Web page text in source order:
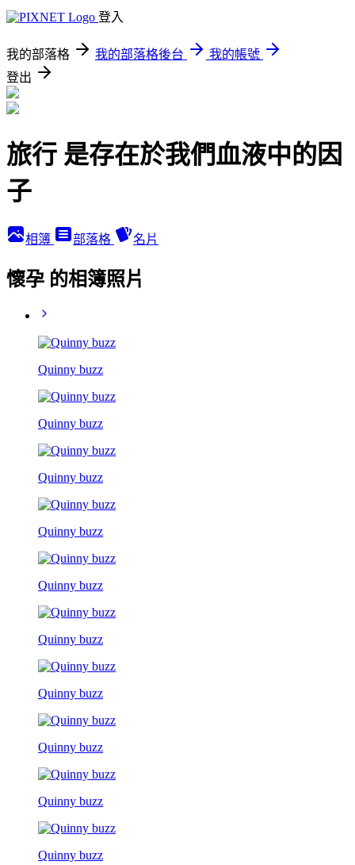
登入
我的部落格 我的部落格後台
我的帳號
登出
旅行 是存在於我們血液中的因
子
相簿 部落格 名片
懷孕 的相簿照片
Quinny buzz
Quinny buzz
Quinny buzz
Quinny buzz
Quinny buzz
Quinny buzz
Quinny buzz
Quinny buzz
Quinny buzz
Quinny buzz